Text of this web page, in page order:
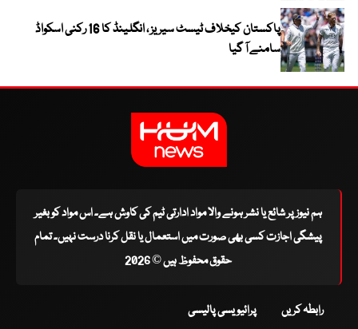
پاکستان کیخلاف ٹیسٹ سیریز ، انگلینڈ کا 16 رکنی اسکواڈ
سامنے آ گیا
ہم نیوز پر شائع یا نشر ہونے والا مواد ادارتی ٹیم کی کاوش ہے۔ اس مواد کو بغیر
پیشگی اجازت کسی بھی صورت میں استعمال یا نقل کرنا درست نہیں۔ تمام
حقوق محفوظ ہیں © 2026
رابطہ کریں پرائیویسی پالیسی